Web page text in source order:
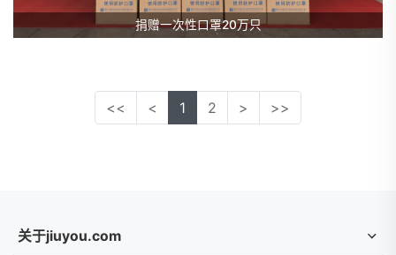
捐赠一次性口罩20万只
<< < 1 2 > >>
关于jiuyou.com